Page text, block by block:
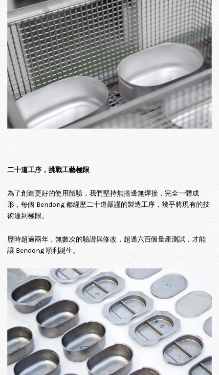
二十道工序，挑戰工藝極限
為了創造更好的使用體驗，我們堅持無捲邊無焊接，完全一體成
形，每個 Bendong 都經歷二十道嚴謹的製造工序，幾乎將現有的技
術逼到極限。
歷時超過兩年，無數次的驗證與修改，超過六百個量產測試，才能
讓 Bendong 順利誕生。